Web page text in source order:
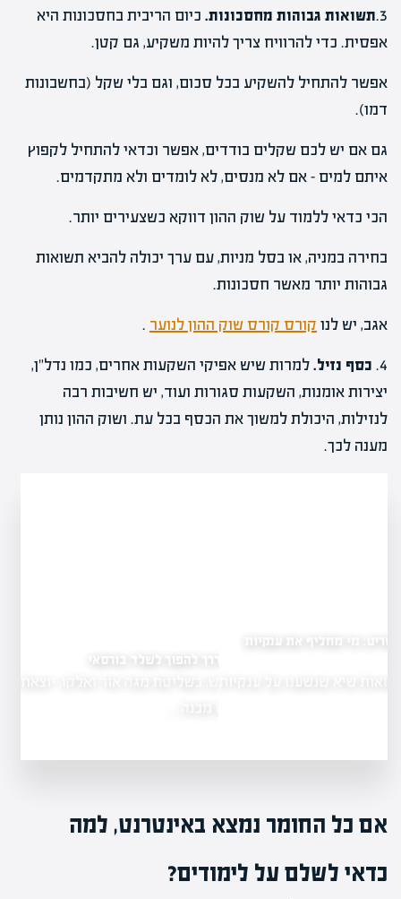
3. תשואות גבוהות מחסכונות. כיום הריבית בחסכונות היא
אפסית. כדי להרוויח צריך להיות משקיע, גם קטן.
אפשר להתחיל להשקיע בכל סכום, וגם בלי שקל (בחשבונות
דמו).
גם אם יש לכם שקלים בודדים, אפשר וכדאי להתחיל לקפוץ
איתם למים – אם לא מנסים, לא לומדים ולא מתקדמים.
הכי כדאי ללמוד על שוק ההון דווקא כשצעירים יותר.
בחירה במניה, או בסל מניות, עם ערך יכולה להביא תשואות
גבוהות יותר מאשר חסכונות.
אגב, יש לנו קורס קורס שוק ההון לנוער .
4. כסף נזיל.למרות שיש אפיקי השקעות אחרים, כמו נדל"ן,
יצירות אומנות, השקעות סגורות ועוד, יש חשיבות רבה
לנזילות, היכולת למשוך את הכסף בכל עת. ושוק ההון נותן
מענה לכך.
את ענקיות
דסק"ש בדרך להפוך לשלד בורסאי
אם כל החומר נמצא באינטרנט, למה
כדאי לשלם על לימודים?